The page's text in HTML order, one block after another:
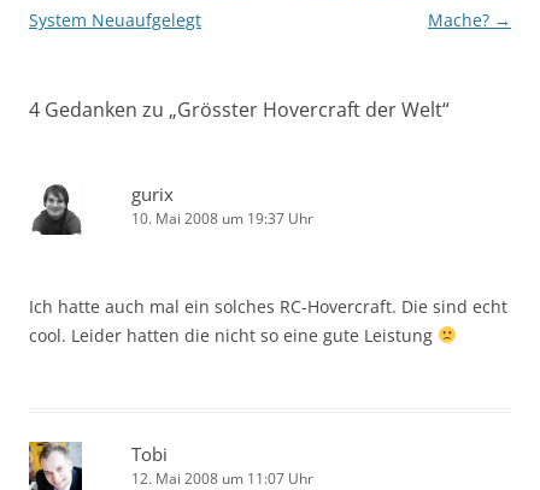
System Neuaufgelegt
Mache? →
4 Gedanken zu „Grösster Hovercraft der Welt“
gurix
10. Mai 2008 um 19:37 Uhr
Ich hatte auch mal ein solches RC-Hovercraft. Die sind echt
cool. Leider hatten die nicht so eine gute Leistung
Tobi
12. Mai 2008 um 11:07 Uhr